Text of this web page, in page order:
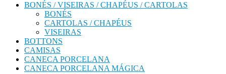
BONÉS / VISEIRAS / CHAPÉUS / CARTOLAS
BONÉS
CARTOLAS / CHAPÉUS
VISEIRAS
BOTTONS
CAMISAS
CANECA PORCELANA
CANECA PORCELANA MÁGICA